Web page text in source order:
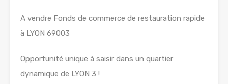
A vendre Fonds de commerce de restauration rapide
à LYON 69003
Opportunité unique à saisir dans un quartier
dynamique de LYON 3 !